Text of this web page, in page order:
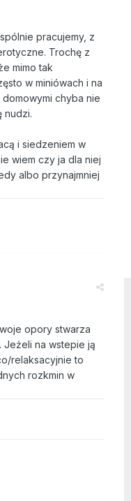
pracujemy, z
Trochę z
mimo tak
w miniówach i na
chyba nie
nudzi.
i siedzeniem w
wiem czy ja dla niej
albo przynajmniej
opory stwarza
na wstepie ją
relaksacyjnie to
rozkmin w